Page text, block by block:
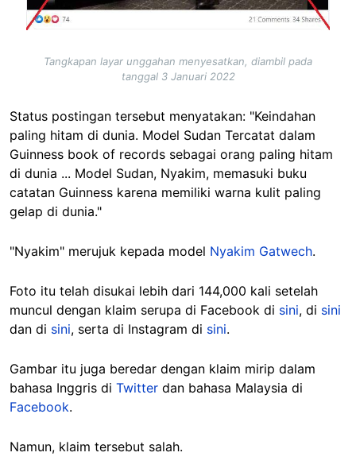
Tangkapan layar unggahan menyesatkan, diambil pada
tanggal 3 Januari 2022
Status postingan tersebut menyatakan: "Keindahan
paling hitam di dunia. Model Sudan Tercatat dalam
Guinness book of records sebagai orang paling hitam
di dunia ... Model Sudan, Nyakim, memasuki buku
catatan Guinness karena memiliki warna kulit paling
gelap di dunia."
"Nyakim" merujuk kepada model Nyakim Gatwech.
Foto itu telah disukai lebih dari 144,000 kali setelah
muncul dengan klaim serupa di Facebook di sini, di sini
dan di sini, serta di Instagram di sini.
Gambar itu juga beredar dengan klaim mirip dalam
bahasa Inggris di Twitter dan bahasa Malaysia di
Facebook.
Namun, klaim tersebut salah.